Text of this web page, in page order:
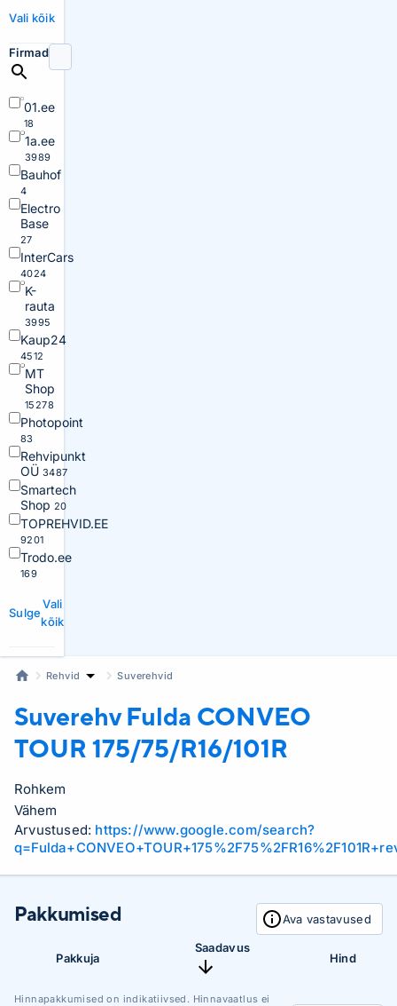
Vali kõik
Firmad
01.ee
18
1a.ee
3989
Bauhof
4
Electro
Base
27
InterCars
4024
K-
rauta
3995
Kaup24
4512
MT
Shop
15278
Photopoint
83
Rehvipunkt
OÜ 3487
Smartech
Shop 20
TOPREHVID.EE
9201
Trodo.ee
169
Sulge
Vali
kõik
Rehvid Suverehvid
Suverehv Fulda CONVEO
TOUR 175/75/R16/101R
Rohkem
Vähem
Arvustused: https://www.google.com/search?
Pakkumised Ava vastavused
Pakkuja
Saadavus
Hind
Hinnapakkumised on indikatiivsed. Hinnavaatlus ei